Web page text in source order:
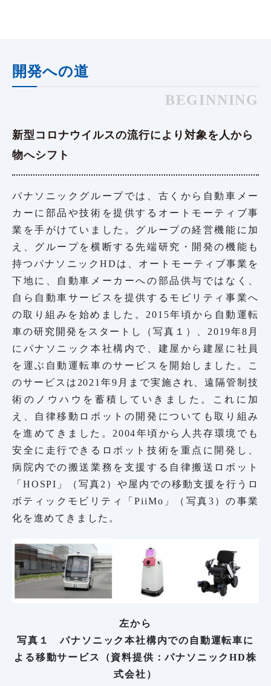
開発への道
BEGINNING
新型コロナウイルスの流行により対象を人から
物へシフト
パナソニックグループでは、古くから自動車メー
カーに部品や技術を提供するオートモーティブ事
業を手がけていました。グループの経営機能に加
え、グループを横断する先端研究・開発の機能も
持つパナソニックHDは、オートモーティブ事業を
下地に、自動車メーカーへの部品供与ではなく、
自ら自動車サービスを提供するモビリティ事業へ
の取り組みを始めました。2015年頃から自動運転
車の研究開発をスタートし（写真１）、2019年8月
にパナソニック本社構内で、建屋から建屋に社員
を運ぶ自動運転車のサービスを開始しました。こ
のサービスは2021年9月まで実施され、遠隔管制技
術のノウハウを蓄積していきました。これに加
え、自律移動ロボットの開発についても取り組み
を進めてきました。2004年頃から人共存環境でも
安全に走行できるロボット技術を重点に開発し、
病院内での搬送業務を支援する自律搬送ロボット
「HOSPI」（写真2）や屋内での移動支援を行うロ
ボティックモビリティ「PiiMo」（写真3）の事業
化を進めてきました。
左から
写真１ パナソニック本社構内での自動運転車に
よる移動サービス（資料提供：パナソニックHD株
式会社）